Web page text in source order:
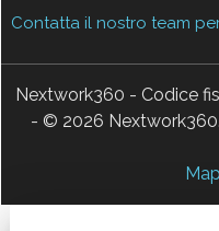
Contatta il nostro team
Nextwork360 - Codice
- © 2026 Nextwork360.